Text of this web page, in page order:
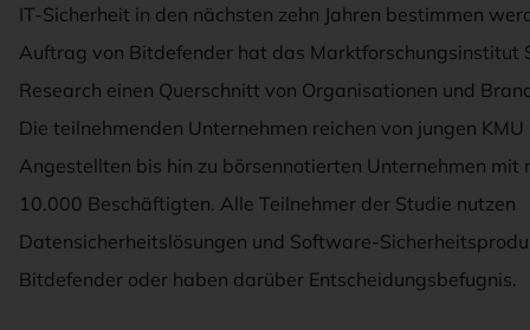
IT-Sicherheit in den nächsten zehn Jahren bestimmen
Auftrag von Bitdefender hat das Marktforschungsinstitut
Research einen Querschnitt von Organisationen und
Die teilnehmenden Unternehmen reichen von jungen
Angestellten bis hin zu börsennotierten Unternehmen mit
10.000 Beschäftigten. Alle Teilnehmer der Studie nutzen
Datensicherheitslösungen und Software-
Bitdefender oder haben darüber Entscheidungsbefugnis.